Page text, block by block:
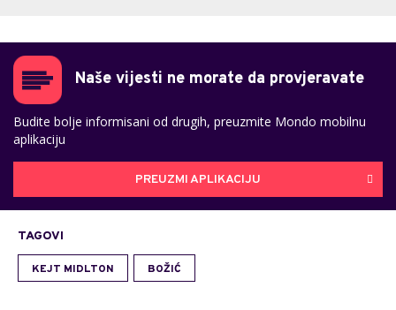
Naše vijesti ne morate da provjeravate
Budite bolje informisani od drugih, preuzmite Mondo mobilnu
aplikaciju
PREUZMI APLIKACIJU
TAGOVI
KEJT MIDLTON BOŽIĆ